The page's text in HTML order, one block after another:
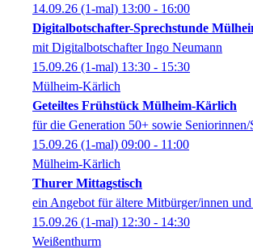
14.09.26 (1-mal) 13:00 - 16:00
Digitalbotschafter-Sprechstunde
mit Digitalbotschafter Ingo Neumann
15.09.26 (1-mal) 13:30 - 15:30
Mülheim-Kärlich
Geteiltes Frühstück Mülheim-Kärlich
für die Generation 50+ sowie Seniorinnen/
15.09.26 (1-mal) 09:00 - 11:00
Mülheim-Kärlich
Thurer Mittagstisch
ein Angebot für ältere Mitbürger/innen
15.09.26 (1-mal) 12:30 - 14:30
Weißenthurm